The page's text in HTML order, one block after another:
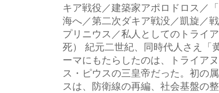
キア戦役／建築家アポロドロス／
海へ／第二次ダキア戦没／凱旋／
プリニウス／私人としてのトライ
死） 紀元二世紀、同時代人さえ「
ーマにもたらしたのは、トライア
ス・ピウスの三皇帝だった。初の
スは、防衛線の再編、社会基盤の